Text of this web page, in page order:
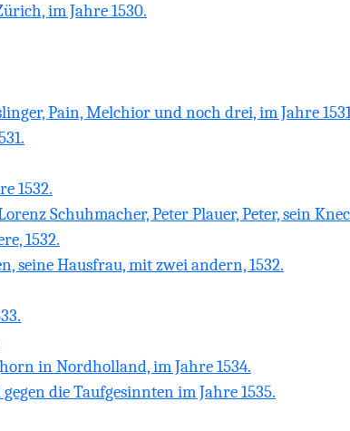
im Jahre 1530.
Pain, Melchior und noch drei, im Jahre
1532.
Schuhmacher, Peter Plauer, Peter, sein
1532.
seine Hausfrau, mit zwei andern, 1532.
in Nordholland, im Jahre 1534.
die Taufgesinnten im Jahre 1535.